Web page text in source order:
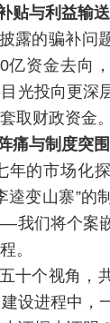
贴与利益输
露的骗补问
亿资金去向
光投向更深
取财政资金。
痛与制度突
年的市场化
逵变山寨”的
我们将个案
。
十个视角，
设进程中，